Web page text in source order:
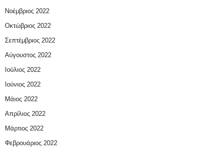
Νοέμβριος 2022
Οκτώβριος 2022
Σεπτέμβριος 2022
Αύγουστος 2022
Ιούλιος 2022
Ιούνιος 2022
Μάιος 2022
Απρίλιος 2022
Μάρτιος 2022
Φεβρουάριος 2022